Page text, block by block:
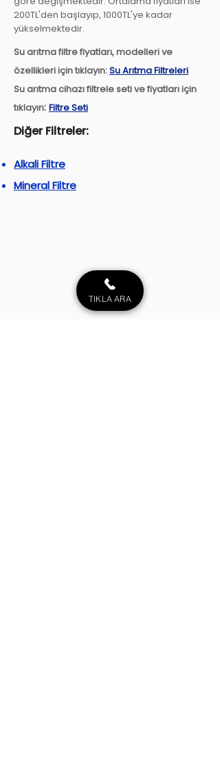
200TL'den başlayıp, 1000TL'ye kadar
yükselmektedir.
Su arıtma filtre fiyatları, modelleri ve
özellikleri için tıklayın:Su Arıtma Filtreleri
Su arıtma cihazı filtrele seti ve fiyatları için
tıklayın: Filtre Seti
Diğer Filtreler:
Alkali Filtre
Mineral Filtre
TIKLA ARA